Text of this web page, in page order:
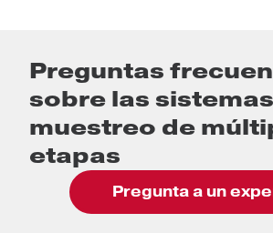
Preguntas
sobre las
muestreo de
etapas
Pregunta a un